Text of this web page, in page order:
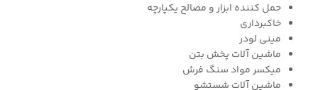
حمل کننده ابزار و مصالح یکپارچه
خاکبرداری
مینی لودر
ماشین آلات پخش بتن
میکسر مواد سنگ فرش
ماشین آلات شستشو